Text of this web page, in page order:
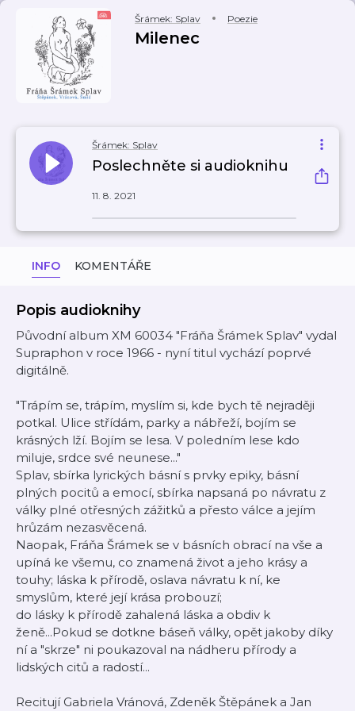
Šrámek: Splav Poezie
Milenec
Šrámek: Splav
Poslechněte si audioknihu
11. 8. 2021
INFO KOMENTÁŘE
Popis audioknihy
Původní album XM 60034 "Fráňa Šrámek Splav" vydal
Supraphon v roce 1966 - nyní titul vychází poprvé
digitálně.
"Trápím se, trápím, myslím si, kde bych tě nejraději
potkal. Ulice střídám, parky a nábřeží, bojím se
krásných lží. Bojím se lesa. V poledním lese kdo
miluje, srdce své neunese..."
Splav, sbírka lyrických básní s prvky epiky, básní
plných pocitů a emocí, sbírka napsaná po návratu z
války plné otřesných zážitků a přesto válce a jejím
hrůzám nezasvěcená.
Naopak, Fráňa Šrámek se v básních obrací na vše a
upíná ke všemu, co znamená život a jeho krásy a
touhy; láska k přírodě, oslava návratu k ní, ke
smyslům, které její krása probouzí;
do lásky k přírodě zahalená láska a obdiv k
ženě...Pokud se dotkne báseň války, opět jakoby díky
ní a "skrze" ni poukazoval na nádheru přírody a
lidských citů a radostí...
Recitují Gabriela Vránová, Zdeněk Štěpánek a Jan